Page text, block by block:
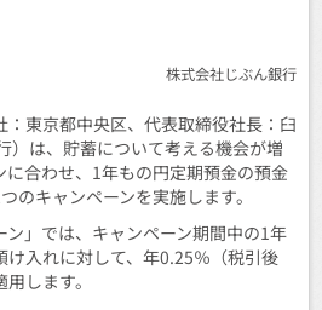
株式会社じぶん銀行
東京都中央区、代表取締役社長：臼
は、貯蓄について考える機会が増
に合わせ、1年もの円定期預金の預金
のキャンペーンを実施します。
ン」では、キャンペーン期間中の1年
け入れに対して、年0.25％（税引後
します。